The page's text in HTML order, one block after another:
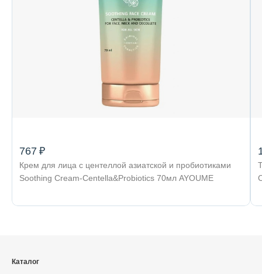
767 ₽
Крем для лица с центеллой азиатской и пробиотиками
Soothing Cream-Centella&Probiotics 70мл AYOUME
Каталог